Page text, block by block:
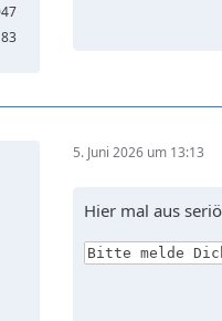
5. Juni 2026 um 13:13
Hier mal aus
Bitte melde